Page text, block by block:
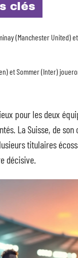
clés
(Manchester United)
et Sommer (Inter)
pour les deux
La Suisse, de
titulaires
décisive.